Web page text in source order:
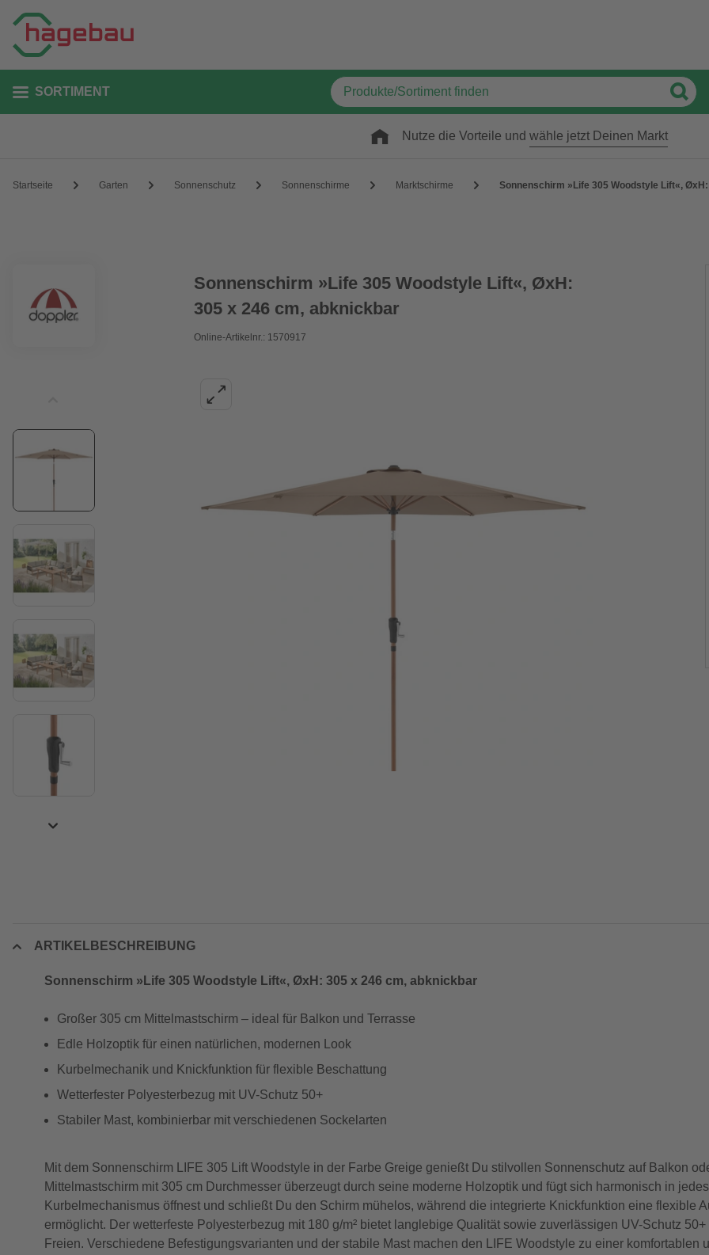
SORTIMENT
Nutze die Vorteile und wähle jetzt Deinen Markt
Startseite Garten Sonnenschutz Sonnenschirme Marktschirme Sonnenschirm »Life 305 Woodstyle Lift«,
Sonnenschirm »Life 305 Woodstyle Lift«, ØxH:
305 x 246 cm, abknickbar
Online-Artikelnr.: 1570917
ARTIKELBESCHREIBUNG
Sonnenschirm »Life 305 Woodstyle Lift«, ØxH: 305 x 246 cm, abknickbar
Großer 305 cm Mittelmastschirm – ideal für Balkon und Terrasse
Edle Holzoptik für einen natürlichen, modernen Look
Kurbelmechanik und Knickfunktion für flexible Beschattung
Wetterfester Polyesterbezug mit UV-Schutz 50+
Stabiler Mast, kombinierbar mit verschiedenen Sockelarten
Mit dem Sonnenschirm LIFE 305 Lift Woodstyle in der Farbe Greige genießt Du stilvollen Sonnenschutz auf Balkon
Mittelmastschirm mit 305 cm Durchmesser überzeugt durch seine moderne Holzoptik und fügt sich harmonisch in
Kurbelmechanismus öffnest und schließt Du den Schirm mühelos, während die integrierte Knickfunktion eine flexible
ermöglicht. Der wetterfeste Polyesterbezug mit 180 g/m² bietet langlebige Qualität sowie zuverlässigen UV-Schutz
Freien. Verschiedene Befestigungsvarianten und der stabile Mast machen den LIFE Woodstyle zu einer komfortablen